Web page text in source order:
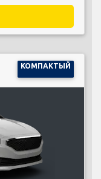
КОМПАКТЫЙ